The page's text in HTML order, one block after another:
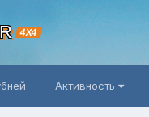
4X4
Активность